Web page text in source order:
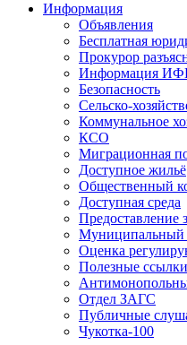
Информация
Объявления
Бесплатная
Прокурор
Информация
Безопасность
Сельско-
Коммунальное
КСО
Миграционная
Доступное жильё
Общественный
Доступная среда
Предоставление
Муниципальный
Оценка
Полезные ссылки
Отдел ЗАГС
Публичные
Чукотка-100